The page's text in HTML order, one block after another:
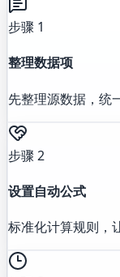
步骤 1
整理数据项
先整理源数据，统
步骤 2
设置自动公式
标准化计算规则，